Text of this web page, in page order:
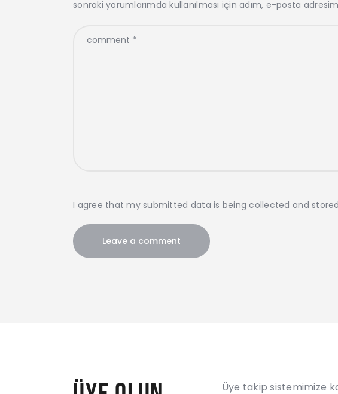
sonraki yorumlarımda kullanılması için adım, e-posta
I agree that my submitted data is being collected and
Üye takip sistemimize